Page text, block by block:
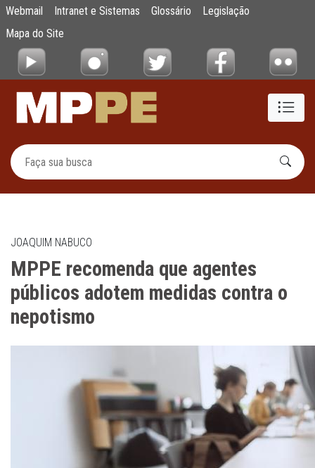
Pular para o Conteúdo principal
MPPE recomenda que agentes públicos
Webmail Intranet e Sistemas Glossário
Legislação
Mapa do Site
JOAQUIM NABUCO
MPPE recomenda que agentes
públicos adotem medidas contra o
nepotismo